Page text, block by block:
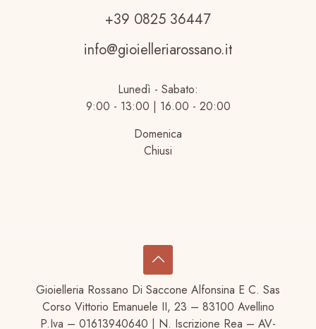
+39 0825 36447
info@gioielleriarossano.it
Lunedì - Sabato:
9:00 - 13:00 | 16.00 - 20:00
Domenica
Chiusi
Gioielleria Rossano Di Saccone Alfonsina E C. Sas
Corso Vittorio Emanuele II, 23 – 83100 Avellino
P.Iva – 01613940640 | N. Iscrizione Rea – AV-